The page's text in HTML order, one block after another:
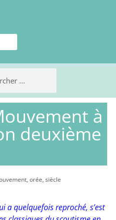
à
deuxième
, orée, siècle
a quelquefois reproché, s’est